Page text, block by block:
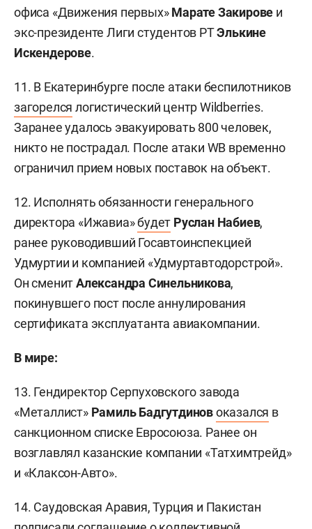
офиса «Движения первых»Марате Закирове и
экс-президенте Лиги студентов РТЭлькине
Искендерове.
11. В Екатеринбурге после атаки беспилотников
загорелся логистический центр Wildberries.
Заранее удалось эвакуировать 800 человек,
никто не пострадал. После атаки WB временно
ограничил прием новых поставок на объект.
12. Исполнять обязанности генерального
директора «Ижавиа»будет Руслан Набиев,
ранее руководивший Госавтоинспекцией
Удмуртии и компанией «Удмуртавтодорстрой».
Он сменитАлександра Синельникова,
покинувшего пост после аннулирования
сертификата эксплуатанта авиакомпании.
В мире:
13. Гендиректор Серпуховского завода
«Металлист» Рамиль Бадгутдиновоказался в
санкционном списке Евросоюза. Ранее он
возглавлял казанские компании «Татхимтрейд»
и «Клаксон-Авто».
14. Саудовская Аравия, Турция и Пакистан